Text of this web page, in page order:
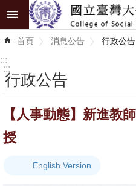
跳到主要內容區塊
進
階
識
學
首頁 消息公告 行政公告
:::
:::
行政公告
【人事動態】新進教
授
English Version